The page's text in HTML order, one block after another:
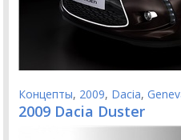
Концепты, 2009, Dacia,
2009 Dacia Duster